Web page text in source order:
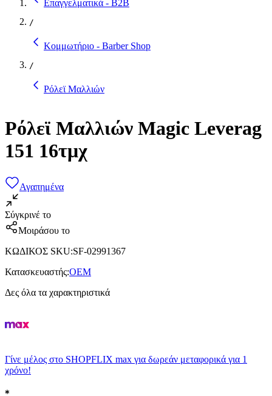
Επαγγελματικά - B2B
/
Κομμωτήριο - Barber Shop
/
Ρόλεϊ Μαλλιών
Ρόλεϊ Μαλλιών Magic Leverag
151 16τμχ
Αγαπημένα
Σύγκρινέ το
Μοιράσου το
ΚΩΔΙΚΟΣ SKU:SF-02991367
Κατασκευαστής:OEM
Δες όλα τα χαρακτηριστικά
Γίνε μέλος στο SHOPFLIX max για δωρεάν μεταφορικά για 1
χρόνο!